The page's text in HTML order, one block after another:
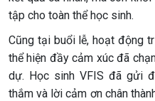
tập cho toàn thể học sinh.
Cũng tại buổi lễ, hoạt động
thể hiện đầy cảm xúc đã
dự. Học sinh VFIS đã gửi
thắm và lời cảm ơn chân